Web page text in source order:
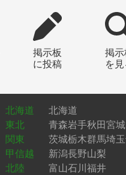
掲示板
に投稿
掲示
を
北海道
北海道
東北
青森岩手秋田宮城
関東
茨城栃木群馬埼玉
甲信越
新潟長野山梨
北陸
富山石川福井